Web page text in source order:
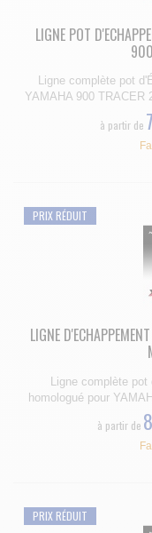
LIGNE POT
Ligne complète pot
YAMAHA 900 TRACER
à partir de
PRIX RÉDUIT
LIGNE
Ligne complète
homologué pour
à partir de
PRIX RÉDUIT